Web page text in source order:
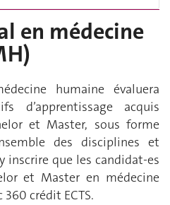
en médecine
humaine évaluera
d’apprentissage acquis
et Master, sous forme
des disciplines et
inscrire que les candidat-es
et Master en médecine
crédit ECTS.